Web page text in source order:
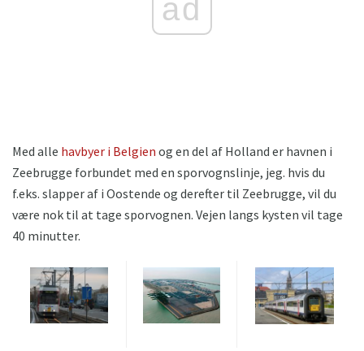
ad
Med alle havbyer i Belgien og en del af Holland er havnen i
Zeebrugge forbundet med en sporvognslinje, jeg. hvis du
f.eks. slapper af i Oostende og derefter til Zeebrugge, vil du
være nok til at tage sporvognen. Vejen langs kysten vil tage
40 minutter.